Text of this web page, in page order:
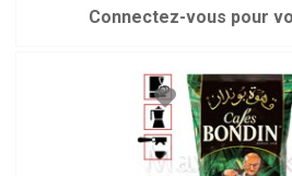
Connectez-vous pour